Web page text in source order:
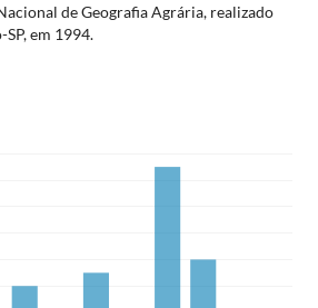
de Geografia Agrária, realizado
SP, em 1994.